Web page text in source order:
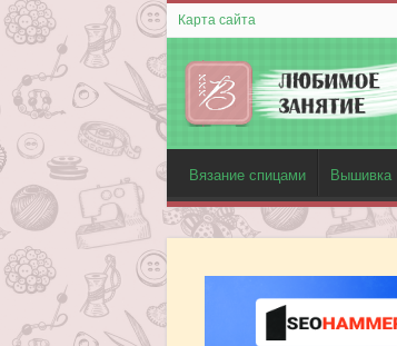
Карта сайта
Вязание спицами Вышивка